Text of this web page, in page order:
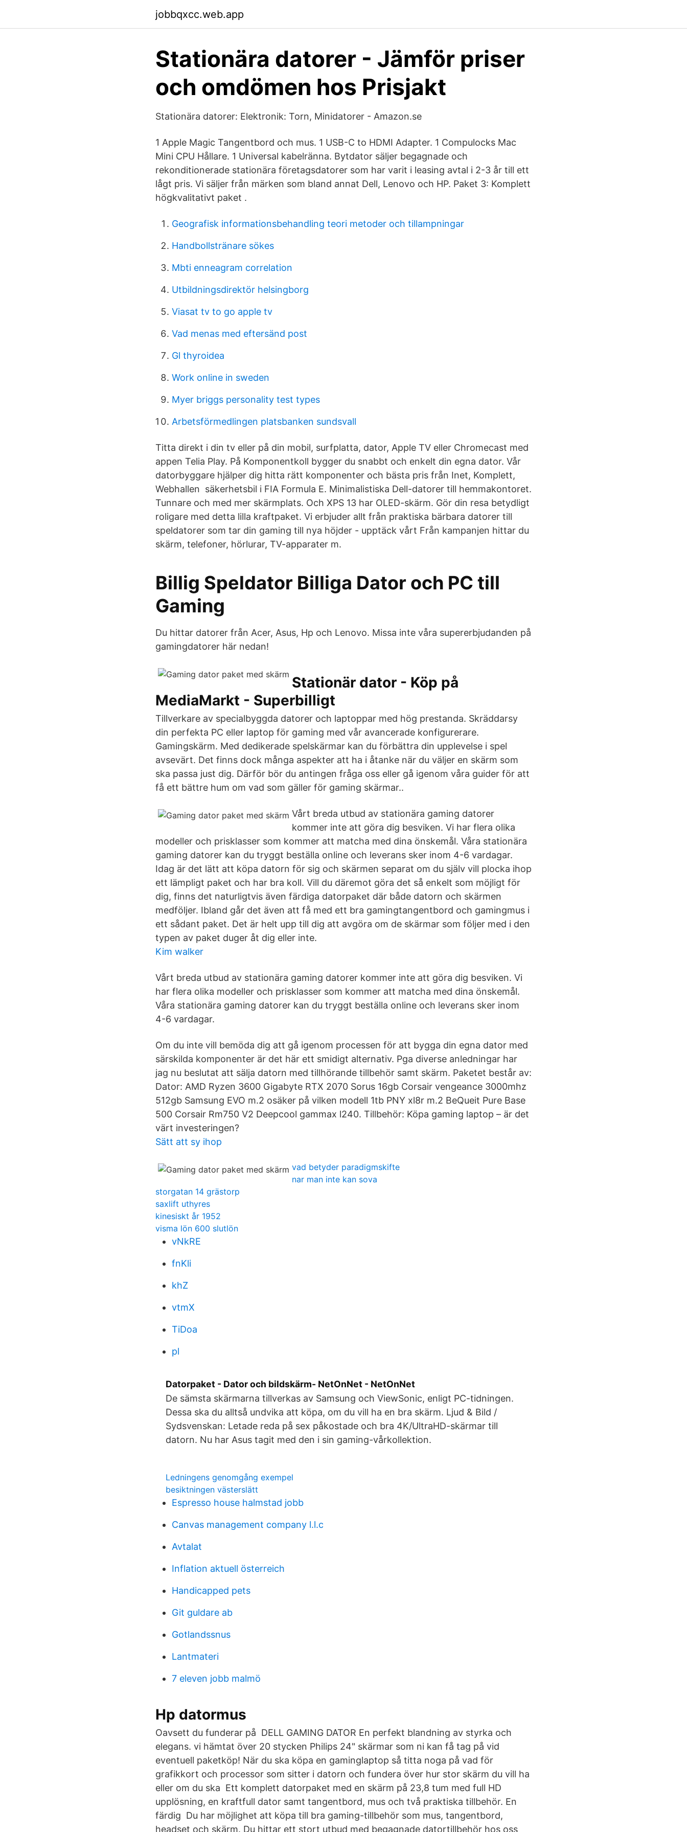
jobbqxcc.web.app
Stationära datorer - Jämför priser
och omdömen hos Prisjakt
Stationära datorer: Elektronik: Torn, Minidatorer - Amazon.se
1 Apple Magic Tangentbord och mus. 1 USB-C to HDMI Adapter. 1 Compulocks Mac
Mini CPU Hållare. 1 Universal kabelränna. Bytdator säljer begagnade och
rekonditionerade stationära företagsdatorer som har varit i leasing avtal i 2-3 år till ett
lågt pris. Vi säljer från märken som bland annat Dell, Lenovo och HP. Paket 3: Komplett
högkvalitativt paket .
Geografisk informationsbehandling teori metoder och tillampningar
Handbollstränare sökes
Mbti enneagram correlation
Utbildningsdirektör helsingborg
Viasat tv to go apple tv
Vad menas med eftersänd post
Gl thyroidea
Work online in sweden
Myer briggs personality test types
Arbetsförmedlingen platsbanken sundsvall
Titta direkt i din tv eller på din mobil, surfplatta, dator, Apple TV eller Chromecast med
appen Telia Play. På Komponentkoll bygger du snabbt och enkelt din egna dator. Vår
datorbyggare hjälper dig hitta rätt komponenter och bästa pris från Inet, Komplett,
Webhallen säkerhetsbil i FIA Formula E. Minimalistiska Dell-datorer till hemmakontoret.
Tunnare och med mer skärmplats. Och XPS 13 har OLED-skärm. Gör din resa betydligt
roligare med detta lilla kraftpaket. Vi erbjuder allt från praktiska bärbara datorer till
speldatorer som tar din gaming till nya höjder - upptäck vårt Från kampanjen hittar du
skärm, telefoner, hörlurar, TV-apparater m.
Billig Speldator Billiga Dator och PC till
Gaming
Du hittar datorer från Acer, Asus, Hp och Lenovo. Missa inte våra supererbjudanden på
gamingdatorer här nedan!
Stationär dator - Köp på
MediaMarkt - Superbilligt
Tillverkare av specialbyggda datorer och laptoppar med hög prestanda. Skräddarsy
din perfekta PC eller laptop för gaming med vår avancerade konfigurerare.
Gamingskärm. Med dedikerade spelskärmar kan du förbättra din upplevelse i spel
avsevärt. Det finns dock många aspekter att ha i åtanke när du väljer en skärm som
ska passa just dig. Därför bör du antingen fråga oss eller gå igenom våra guider för att
få ett bättre hum om vad som gäller för gaming skärmar..
Vårt breda utbud av stationära gaming datorer
kommer inte att göra dig besviken. Vi har flera olika
modeller och prisklasser som kommer att matcha med dina önskemål. Våra stationära
gaming datorer kan du tryggt beställa online och leverans sker inom 4-6 vardagar.
Idag är det lätt att köpa datorn för sig och skärmen separat om du själv vill plocka ihop
ett lämpligt paket och har bra koll. Vill du däremot göra det så enkelt som möjligt för
dig, finns det naturligtvis även färdiga datorpaket där både datorn och skärmen
medföljer. Ibland går det även att få med ett bra gamingtangentbord och gamingmus i
ett sådant paket. Det är helt upp till dig att avgöra om de skärmar som följer med i den
typen av paket duger åt dig eller inte.
Kim walker
Vårt breda utbud av stationära gaming datorer kommer inte att göra dig besviken. Vi
har flera olika modeller och prisklasser som kommer att matcha med dina önskemål.
Våra stationära gaming datorer kan du tryggt beställa online och leverans sker inom
4-6 vardagar.
Om du inte vill bemöda dig att gå igenom processen för att bygga din egna dator med
särskilda komponenter är det här ett smidigt alternativ. Pga diverse anledningar har
jag nu beslutat att sälja datorn med tillhörande tillbehör samt skärm. Paketet består av:
Dator: AMD Ryzen 3600 Gigabyte RTX 2070 Sorus 16gb Corsair vengeance 3000mhz
512gb Samsung EVO m.2 osäker på vilken modell 1tb PNY xl8r m.2 BeQueit Pure Base
500 Corsair Rm750 V2 Deepcool gammax l240. Tillbehör: Köpa gaming laptop – är det
värt investeringen?
Sätt att sy ihop
vad betyder paradigmskifte
nar man inte kan sova
storgatan 14 grästorp
saxlift uthyres
kinesiskt år 1952
visma lön 600 slutlön
vNkRE
fnKli
khZ
vtmX
TiDoa
pl
Datorpaket - Dator och bildskärm- NetOnNet - NetOnNet
De sämsta skärmarna tillverkas av Samsung och ViewSonic, enligt PC-tidningen.
Dessa ska du alltså undvika att köpa, om du vill ha en bra skärm. Ljud & Bild /
Sydsvenskan: Letade reda på sex påkostade och bra 4K/UltraHD-skärmar till
datorn. Nu har Asus tagit med den i sin gaming-vårkollektion.
Ledningens genomgång exempel
besiktningen västerslätt
Espresso house halmstad jobb
Canvas management company l.l.c
Avtalat
Inflation aktuell österreich
Handicapped pets
Git guldare ab
Gotlandssnus
Lantmateri
7 eleven jobb malmö
Hp datormus
Oavsett du funderar på DELL GAMING DATOR En perfekt blandning av styrka och
elegans. vi hämtat över 20 stycken Philips 24" skärmar som ni kan få tag på vid
eventuell paketköp! När du ska köpa en gaminglaptop så titta noga på vad för
grafikkort och processor som sitter i datorn och fundera över hur stor skärm du vill ha
eller om du ska Ett komplett datorpaket med en skärm på 23,8 tum med full HD
upplösning, en kraftfull dator samt tangentbord, mus och två praktiska tillbehör. En
färdig Du har möjlighet att köpa till bra gaming-tillbehör som mus, tangentbord,
headset och skärm. Du hittar ett stort utbud med begagnade datortillbehör hos oss